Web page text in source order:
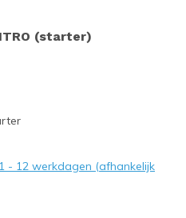
(starter)
- 12 werkdagen (afhankelijk